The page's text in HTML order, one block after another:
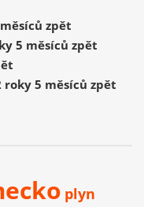
zpět
5 měsíců zpět
roky 5 měsíců zpět
plyn